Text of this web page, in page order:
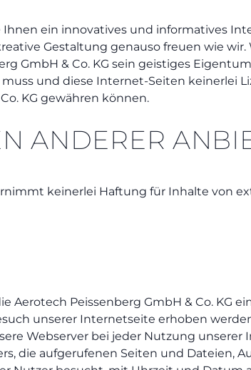
Ihnen ein innovatives und informatives
Gestaltung genauso freuen wie
GmbH & Co. KG sein geistiges
und diese Internet-Seiten keinerlei
KG gewähren können.
ANDERER
keinerlei Haftung für Inhalte von
Aerotech Peissenberg GmbH & Co. KG
unserer Internetseite erhoben
Webserver bei jeder Nutzung unserer
die aufgerufenen Seiten und Dateien,